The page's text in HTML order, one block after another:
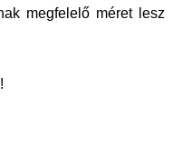
megfelelő méret lesz